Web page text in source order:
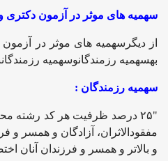
سهمیه های موثر در آزمون دکتری
از دیگرسهمیه های موثر در
بهسهمیه رزمندگانوسهمیه
سهمیه رزمندگان :
"۲۵ درصد ظرفیت هر کد رشته
و بالاتر و همسر و فرزندان آنان